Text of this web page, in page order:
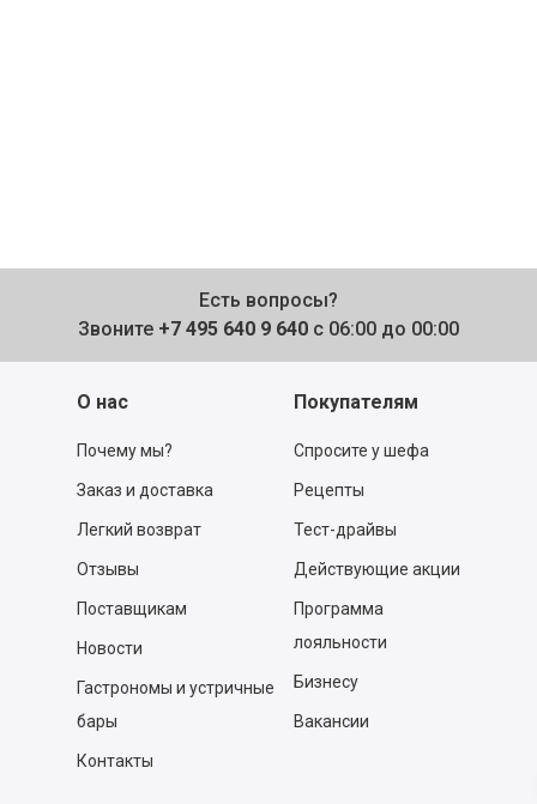
Есть вопросы?
Звоните +7 495 640 9 640 с 06:00 до 00:00
О нас
Почему мы?
Заказ и доставка
Легкий возврат
Отзывы
Поставщикам
Новости
Гастрономы и устричные
бары
Контакты
Покупателям
Спросите у шефа
Рецепты
Тест-драйвы
Действующие акции
Программа
лояльности
Бизнесу
Вакансии